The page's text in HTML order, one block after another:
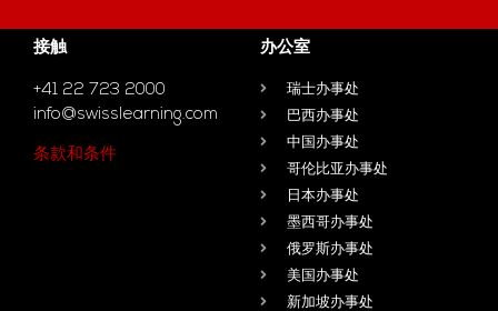
接触
+41 22 723 2000
info@swisslearning.com
条款和条件
办公室
瑞士办事处
巴西办事处
中国办事处
哥伦比亚办事处
日本办事处
墨西哥办事处
俄罗斯办事处
美国办事处
新加坡办事处